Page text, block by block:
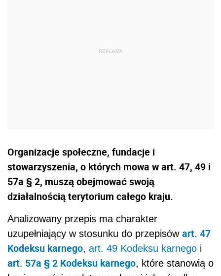
Organizacje społeczne, fundacje i
stowarzyszenia, o których mowa w art. 47, 49 i
57a § 2, muszą obejmować swoją
działalnością terytorium całego kraju.
Analizowany przepis ma charakter
uzupełniający w stosunku do przepisów art. 47
Kodeksu karnego, art. 49 Kodeksu karnego i
art. 57a § 2 Kodeksu karnego, które stanowią o